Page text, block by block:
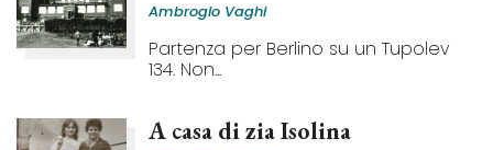
Ambrogio Vaghi
Partenza per Berlino su un Tupolev
134. Non...
A casa di zia Isolina